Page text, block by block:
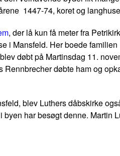
1447-74, koret og
, der lå kun få meter fra
i Mansfeld. Her boede
døbt på Martinsdag 11.
døbte ham og
blev Luthers dåbskirke
har besøgt denne. Martin